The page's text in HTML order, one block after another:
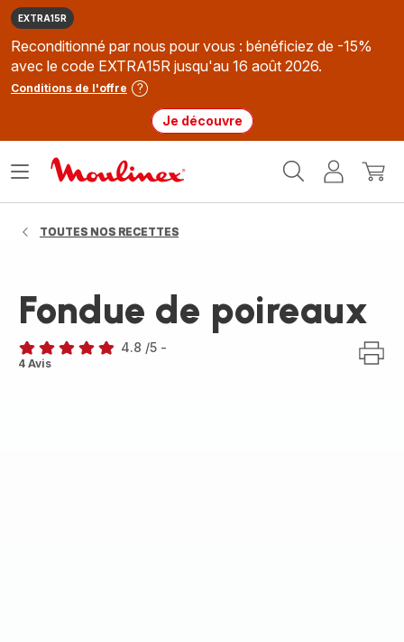
EXTRA15R
Reconditionné par nous pour vous : bénéficiez de -15%
avec le code EXTRA15R jusqu'au 16 août 2026.
Conditions de l'offre
Je découvre
MonMon
Ouvrir
TOUTES NOS RECETTES
Fondue de poireaux
ratings.4.8
4.8 /5 -
4 Avis